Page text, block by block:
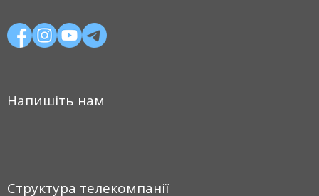
Напишіть нам
Структура телекомпанії